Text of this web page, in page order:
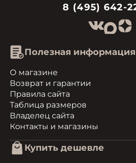
8 (495) 642-
Полезная информация
О магазине
Возврат и гарантии
Правила сайта
Таблица размеров
Владелец сайта
Контакты и магазины
Купить дешевле